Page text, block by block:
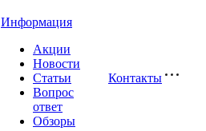
Информация
Акции
Новости
Статьи
Вопрос
ответ
Обзоры
Контакты